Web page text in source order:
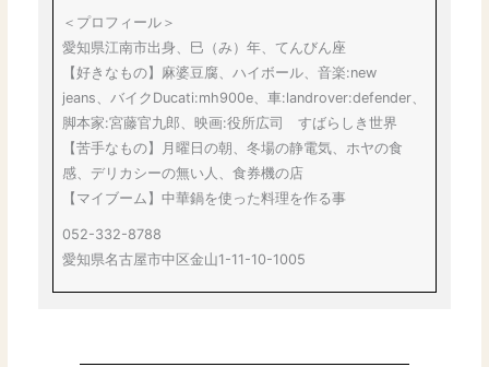
＜プロフィール＞
愛知県江南市出身、巳（み）年、てんびん座
【好きなもの】麻婆豆腐、ハイボール、音楽:new
jeans、バイクDucati:mh900e、車:landrover:defender、
脚本家:宮藤官九郎、映画:役所広司 すばらしき世界
【苦手なもの】月曜日の朝、冬場の静電気、ホヤの食
感、デリカシーの無い人、食券機の店
【マイブーム】中華鍋を使った料理を作る事
052-332-8788
愛知県名古屋市中区金山1-11-10-1005